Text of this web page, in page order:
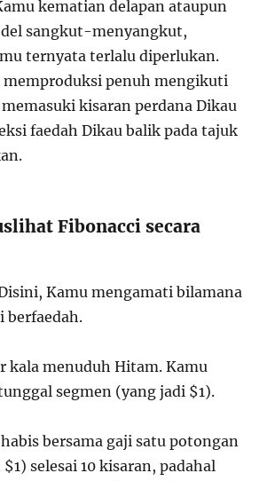
kematian delapan ataupun
sangkut-menyangkut,
ternyata terlalu diperlukan.
memproduksi penuh mengikuti
kisaran perdana Dikau
faedah Dikau balik pada tajuk
Fibonacci secara
Kamu mengamati bilamana
berfaedah.
kala menuduh Hitam. Kamu
segmen (yang jadi $1).
bersama gaji satu potongan
selesai 10 kisaran, padahal